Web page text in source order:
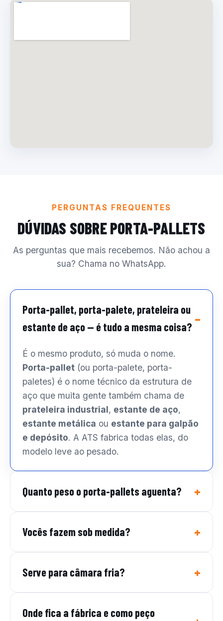
PERGUNTAS FREQUENTES
DÚVIDAS SOBRE PORTA-PALLETS
As perguntas que mais recebemos. Não achou a
sua? Chama no WhatsApp.
Porta-pallet, porta-palete, prateleira ou
estante de aço — é tudo a mesma coisa?
É o mesmo produto, só muda o nome.
Porta-pallet (ou porta-palete, porta-
paletes) é o nome técnico da estrutura de
aço que muita gente também chama de
prateleira industrial, estante de aço,
estante metálica ou estante para galpão
e depósito. A ATS fabrica todas elas, do
modelo leve ao pesado.
Quanto peso o porta-pallets aguenta?
Vocês fazem sob medida?
Serve para câmara fria?
Onde fica a fábrica e como peço